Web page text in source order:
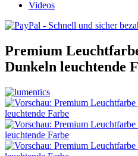
Videos
Premium
Dunkeln leuchtende